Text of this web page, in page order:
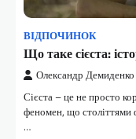
ВІДПОЧИНОК
Що таке сієста:
Олександр Демиденко
Сієста – це не просто
феномен, що століттями
…